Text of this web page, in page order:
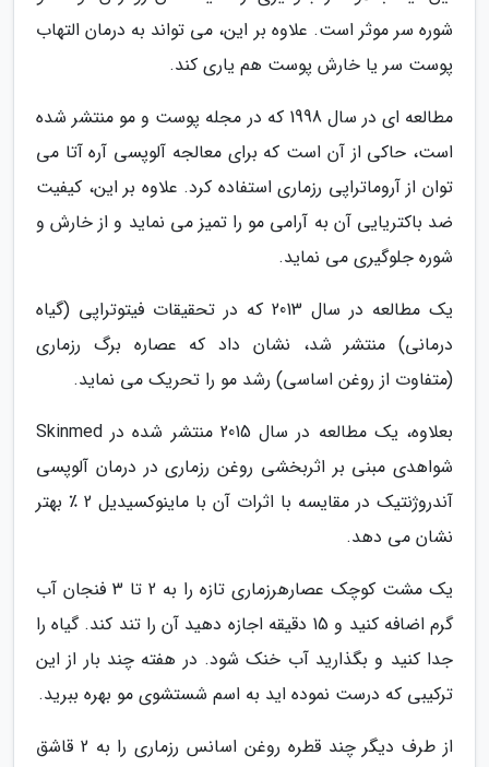
شوره سر موثر است. علاوه بر این، می تواند به درمان التهاب
پوست سر یا خارش پوست هم یاری کند.
مطالعه ای در سال 1998 که در مجله پوست و مو منتشر شده
است، حاکی از آن است که برای معالجه آلوپسی آره آتا می
توان از آروماتراپی رزماری استفاده کرد. علاوه بر این، کیفیت
ضد باکتریایی آن به آرامی مو را تمیز می نماید و از خارش و
شوره جلوگیری می نماید.
یک مطالعه در سال 2013 که در تحقیقات فیتوتراپی (گیاه
درمانی) منتشر شد، نشان داد که عصاره برگ رزماری
(متفاوت از روغن اساسی) رشد مو را تحریک می نماید.
بعلاوه، یک مطالعه در سال 2015 منتشر شده در Skinmed
شواهدی مبنی بر اثربخشی روغن رزماری در درمان آلوپسی
آندروژنتیک در مقایسه با اثرات آن با ماینوکسیدیل 2 ٪ بهتر
نشان می دهد.
یک مشت کوچک عصارهرزماری تازه را به 2 تا 3 فنجان آب
گرم اضافه کنید و 15 دقیقه اجازه دهید آن را تند کند. گیاه را
جدا کنید و بگذارید آب خنک شود. در هفته چند بار از این
ترکیبی که درست نموده اید به اسم شستشوی مو بهره ببرید.
از طرف دیگر چند قطره روغن اسانس رزماری را به 2 قاشق